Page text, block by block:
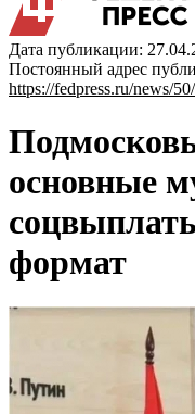
Дата публикации:
Постоянный адрес
https://fedpress.ru/news/
основные
формат